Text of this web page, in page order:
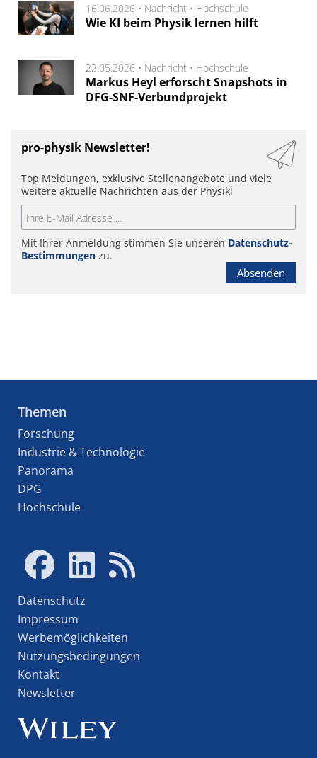
16.06.2026 • Nachricht • Hochschule
Wie KI beim Physik lernen hilft
22.05.2026 • Nachricht • Hochschule
Markus Heyl erforscht Snapshots in
DFG-SNF-Verbundprojekt
pro-physik Newsletter!
Top Meldungen, exklusive Stellenangebote und viele
weitere aktuelle Nachrichten aus der Physik!
Mit Ihrer Anmeldung stimmen Sie unseren Datenschutz-
Bestimmungen zu.
Absenden
Themen
Forschung
Industrie & Technologie
Panorama
DPG
Hochschule
Datenschutz
Impressum
Werbemöglichkeiten
Nutzungsbedingungen
Kontakt
Newsletter